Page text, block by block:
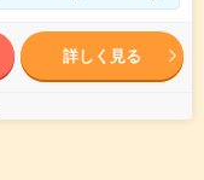
詳しく見る